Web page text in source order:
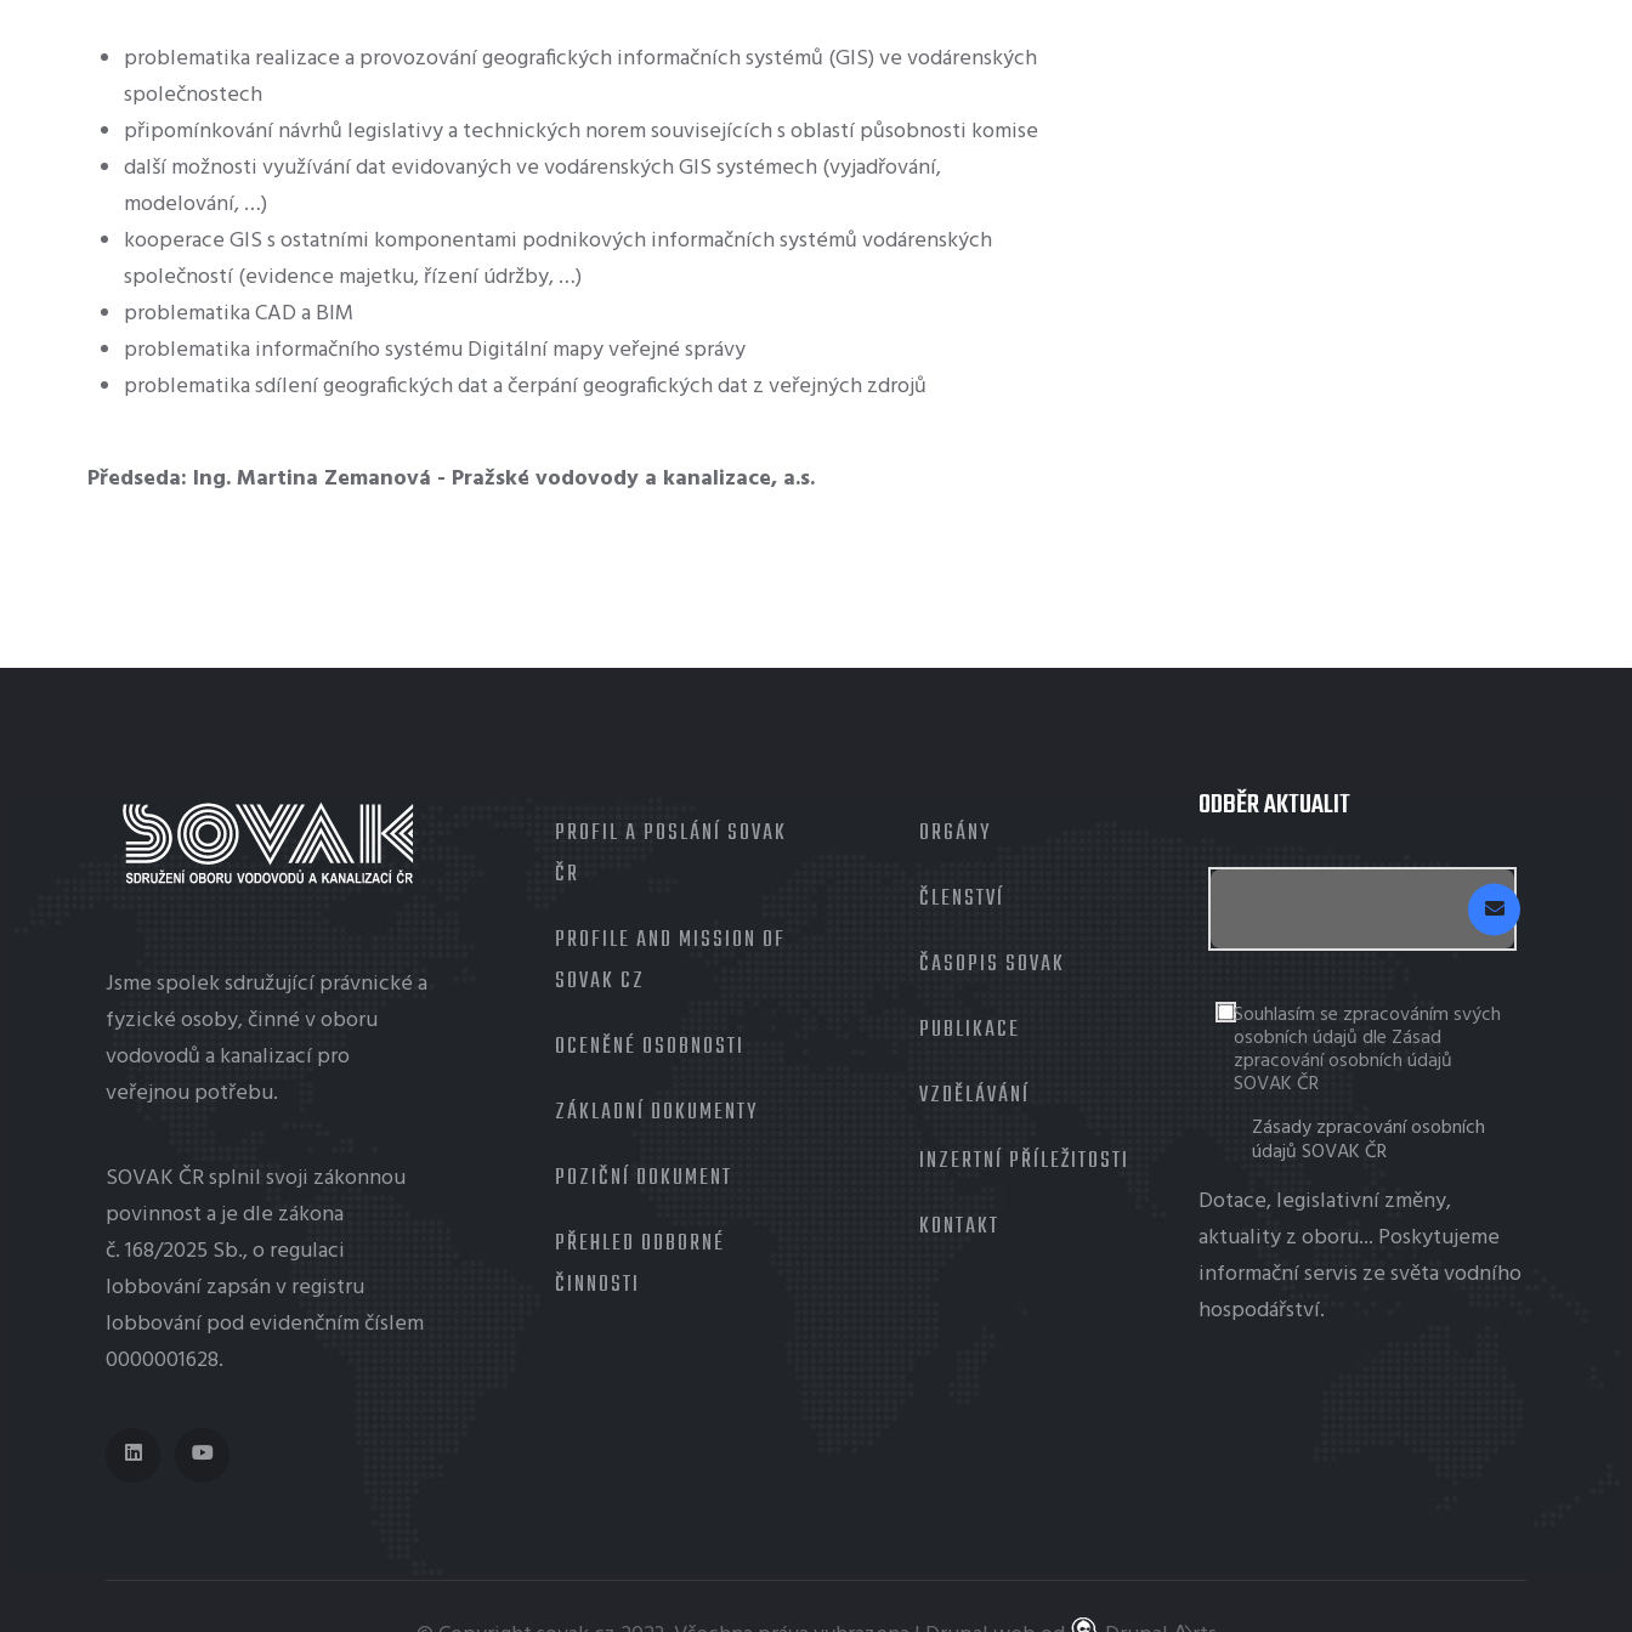
problematika realizace a provozování geografických informačních systémů (GIS) ve vodárenských
společnostech
připomínkování návrhů legislativy a technických norem souvisejících s oblastí působnosti komise
další možnosti využívání dat evidovaných ve vodárenských GIS systémech (vyjadřování,
modelování, …)
kooperace GIS s ostatními komponentami podnikových informačních systémů vodárenských
společností (evidence majetku, řízení údržby, …)
problematika CAD a BIM
problematika informačního systému Digitální mapy veřejné správy
problematika sdílení geografických dat a čerpání geografických dat z veřejných zdrojů
Předseda: Ing. Martina Zemanová - Pražské vodovody a kanalizace, a.s.
Jsme spolek sdružující právnické a
fyzické osoby, činné v oboru
vodovodů a kanalizací pro
veřejnou potřebu.
SOVAK ČR splnil svoji zákonnou
povinnost a je dle zákona
č. 168/2025 Sb., o regulaci
lobbovánízapsán v registru
lobbování pod evidenčním číslem
0000001628.
PROFIL A POSLÁNÍ SOVAK
ČR
PROFILE AND MISSION OF
SOVAK CZ
OCENĚNÉ OSOBNOSTI
ZÁKLADNÍ DOKUMENTY
POZIČNÍ DOKUMENT
PŘEHLED ODBORNÉ
ČINNOSTI
ORGÁNY
ČLENSTVÍ
ČASOPIS SOVAK
PUBLIKACE
VZDĚLÁVÁNÍ
INZERTNÍ PŘÍLEŽITOSTI
KONTAKT
ODBĚR AKTUALIT
Souhlasím se zpracováním svých
osobních údajů dle Zásad
zpracování osobních údajů
SOVAK ČR
Zásady zpracování osobních
údajů SOVAK ČR
Dotace, legislativní změny,
aktuality z oboru... Poskytujeme
informační servis ze světa vodního
hospodářství.